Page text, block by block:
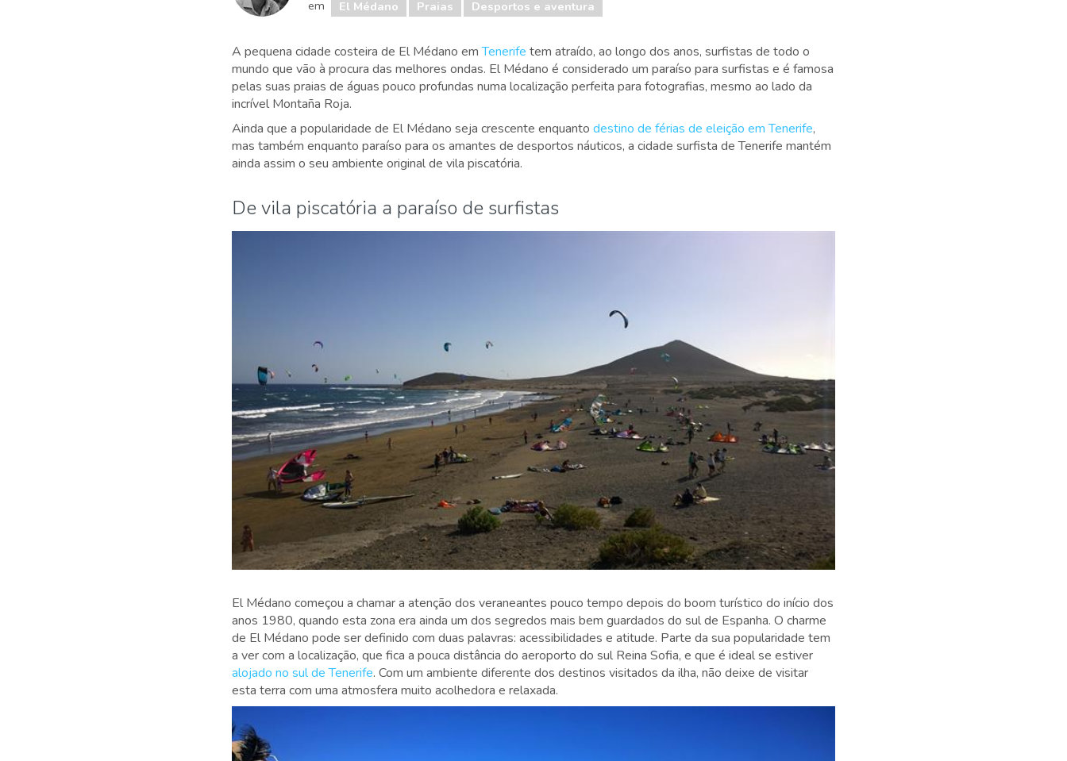
em
El Médano Praias Desportos e aventura
A pequena cidade costeira de El Médano emTenerife tem atraído, ao longo dos anos, surfistas de todo o
mundo que vão à procura das melhores ondas. El Médano é considerado um paraíso para surfistas e é famosa
pelas suas praias de águas pouco profundas numa localização perfeita para fotografias, mesmo ao lado da
incrível Montaña Roja.
Ainda que a popularidade de El Médano seja crescente enquanto destino de férias de eleição em Tenerife,
mas também enquanto paraíso para os amantes de desportos náuticos, a cidade surfista de Tenerife mantém
ainda assim o seu ambiente original de vila piscatória.
De vila piscatória a paraíso de surfistas
El Médano começou a chamar a atenção dos veraneantes pouco tempo depois do boom turístico do início dos
anos 1980, quando esta zona era ainda um dos segredos mais bem guardados do sul de Espanha. O charme
de El Médano pode ser definido com duas palavras: acessibilidades e atitude. Parte da sua popularidade tem
a ver com a localização, que fica a pouca distância do aeroporto do sul Reina Sofia, e que é ideal se estiver
alojado no sul de Tenerife. Com um ambiente diferente dos destinos visitados da ilha, não deixe de visitar
esta terra com uma atmosfera muito acolhedora e relaxada.